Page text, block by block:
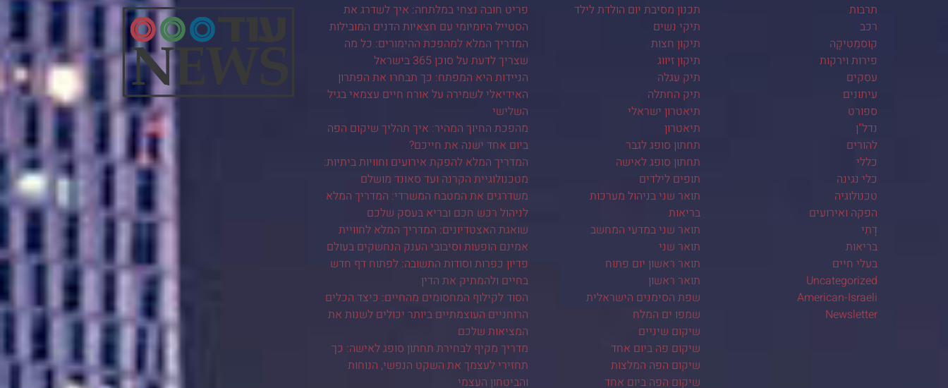
תרבות
רכב
קוֹסמֵטִיקָה
פירות וירקות
עסקים
עיתונים
ספורט
נדל"ן
להורים
כללי
כלי נגינה
טכנולוגיה
הפקה ואירועים
דָתִי
בריאות
בעלי חיים
Uncategorized
American-Israeli
Newsletter
תכנון מסיבת יום הולדת לילד
תיקי נשים
תיקון חצות
תיקון זיווג
תיק עגלה
תיק החתלה
תיאטרון ישראלי
תיאטרון
תחתון סופג לגבר
תחתון סופג לאישה
תופים לילדים
תואר שני בניהול מערכות
בריאות
תואר שני במדעי המחשב
תואר שני
תואר ראשון יום פתוח
תואר ראשון
שפת הסימנים הישראלית
שמפו ים המלח
שיקום שיניים
שיקום פה ביום אחד
שיקום הפה המלצות
שיקום הפה ביום אחד
פריט חובה נצחי במלתחה: איך לשדרג את
הסטייל היומיומי עם חצאיות הדנים המובילות
המדריך המלא למהפכת ההימורים: כל מה
שצריך לדעת על סוכן 365 בישראל
הניידות היא המפתח: כך תבחרו את הפתרון
האידיאלי לשמירה על אורח חיים עצמאי בגיל
השלישי
מהפכת החיוך המהיר: איך תהליך שיקום הפה
ביום אחד ישנה את חייכם?
המדריך המלא להפקת אירועים וחוויות ביתיות:
מטכנולוגיית הקרנה ועד סאונד מושלם
משדרגים את המטבח המשרדי: המדריך המלא
לניהול רכש חכם ובריא בעסק שלכם
שואגת האצטדיונים: המדריך המלא לחוויית
אמינם הופעות וסיבובי הענק הנחשקים בעולם
פדיון כפרות וסודות התשובה: לפתוח דף חדש
בחיים ולהמתיק את הדין
הסוד לקילוף המחסומים מהחיים: כיצד הכלים
הרוחניים העוצמתיים ביותר יכולים לשנות את
המציאות שלכם
מדריך מקיף לבחירת תחתון סופג לאישה: כך
תחזירי לעצמך את השקט הנפשי, הנוחות
והביטחון העצמי